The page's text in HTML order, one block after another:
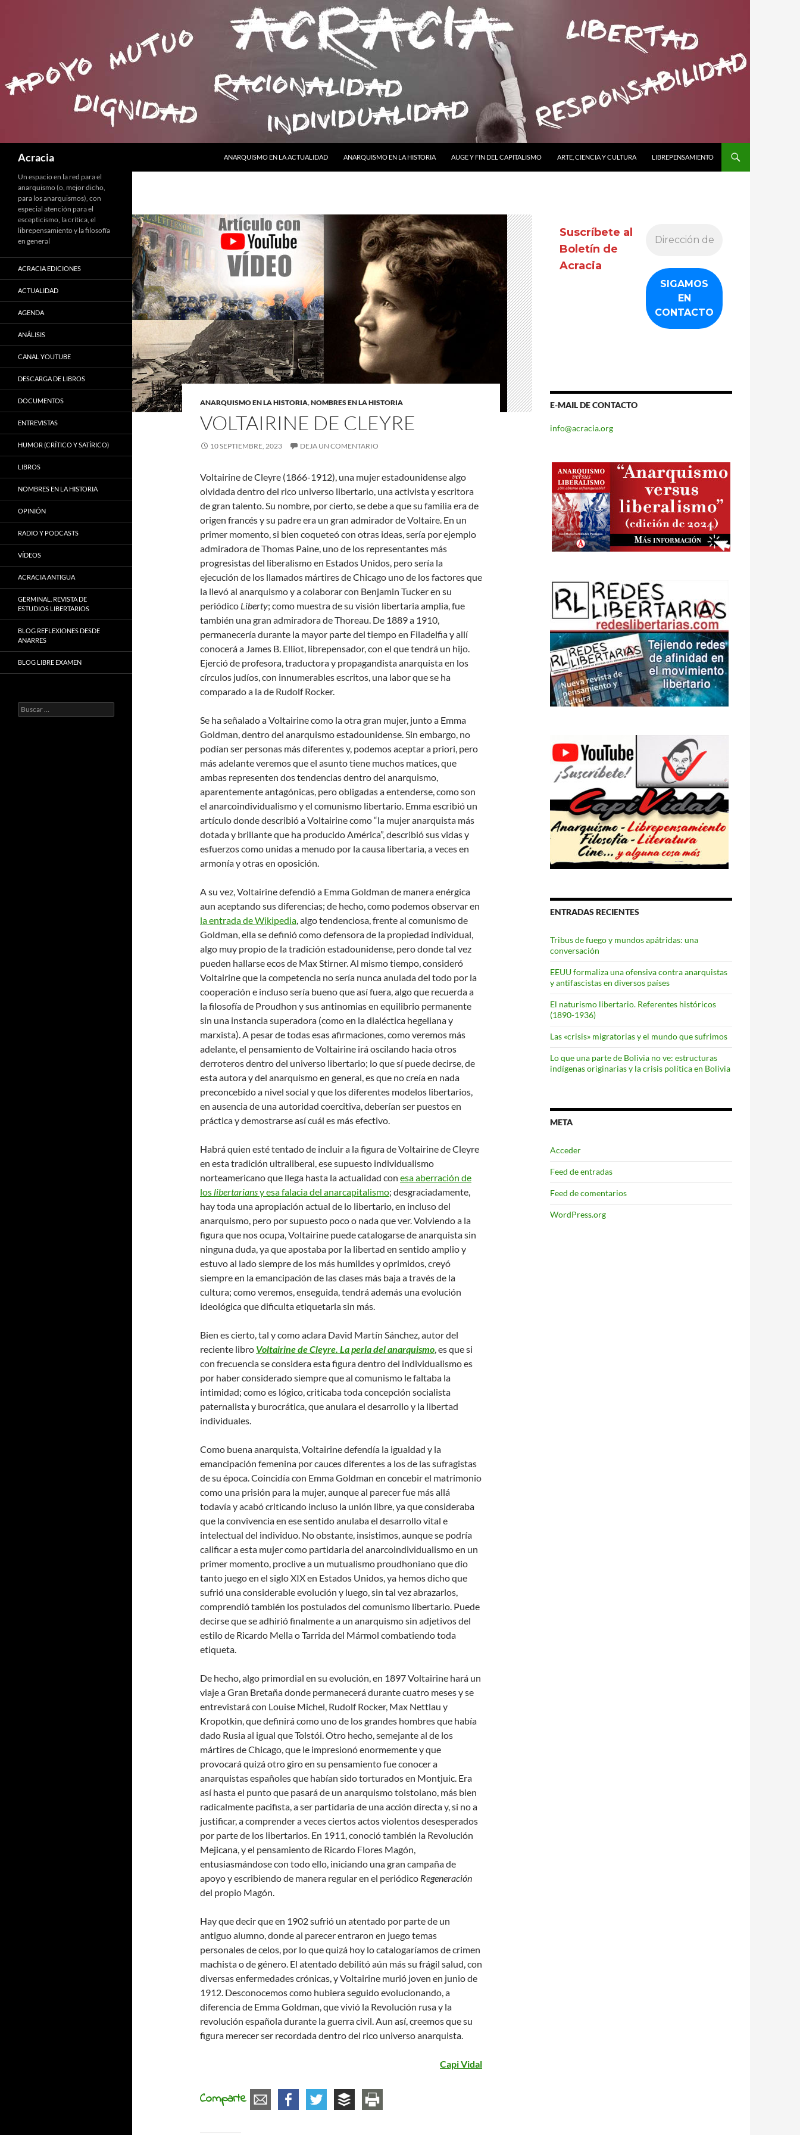
Acracia
ANARQUISMO EN LA ACTUALIDAD
ANARQUISMO EN LA HISTORIA AUGE Y FIN DEL CAPITALISMO ARTE, CIENCIA Y CULTURA LIBREPENSAMIENTO
ANARQUISMO EN LA HISTORIA,NOMBRES EN LA HISTORIA
VOLTAIRINE DE CLEYRE
10 SEPTIEMBRE, 2023 DEJA UN COMENTARIO
Voltairine de Cleyre (1866-1912), una mujer estadounidense algo
olvidada dentro del rico universo libertario, una activista y escritora
de gran talento. Su nombre, por cierto, se debe a que su familia era de
origen francés y su padre era un gran admirador de Voltaire. En un
primer momento, si bien coqueteó con otras ideas, sería por ejemplo
admiradora de Thomas Paine, uno de los representantes más
progresistas del liberalismo en Estados Unidos, pero sería la
ejecución de los llamados mártires de Chicago uno de los factores que
la llevó al anarquismo y a colaborar con Benjamin Tucker en su
periódico Liberty; como muestra de su visión libertaria amplia, fue
también una gran admiradora de Thoreau. De 1889 a 1910,
permanecería durante la mayor parte del tiempo en Filadelfia y allí
conocerá a James B. Elliot, librepensador, con el que tendrá un hijo.
Ejerció de profesora, traductora y propagandista anarquista en los
círculos judíos, con innumerables escritos, una labor que se ha
comparado a la de Rudolf Rocker.
Se ha señalado a Voltairine como la otra gran mujer, junto a Emma
Goldman, dentro del anarquismo estadounidense. Sin embargo, no
podían ser personas más diferentes y, podemos aceptar a priori, pero
más adelante veremos que el asunto tiene muchos matices, que
ambas representen dos tendencias dentro del anarquismo,
aparentemente antagónicas, pero obligadas a entenderse, como son
el anarcoindividualismo y el comunismo libertario. Emma escribió un
artículo donde describió a Voltairine como “la mujer anarquista más
dotada y brillante que ha producido América”, describió sus vidas y
esfuerzos como unidas a menudo por la causa libertaria, a veces en
armonía y otras en oposición.
A su vez, Voltairine defendió a Emma Goldman de manera enérgica
aun aceptando sus diferencias; de hecho, como podemos observar en
la entrada de Wikipedia, algo tendenciosa, frente al comunismo de
Goldman, ella se definió como defensora de la propiedad individual,
algo muy propio de la tradición estadounidense, pero donde tal vez
pueden hallarse ecos de Max Stirner. Al mismo tiempo, consideró
Voltairine que la competencia no sería nunca anulada del todo por la
cooperación e incluso sería bueno que así fuera, algo que recuerda a
la filosofía de Proudhon y sus antinomias en equilibrio permanente
sin una instancia superadora (como en la dialéctica hegeliana y
marxista). A pesar de todas esas afirmaciones, como veremos más
adelante, el pensamiento de Voltairine irá oscilando hacia otros
derroteros dentro del universo libertario; lo que sí puede decirse, de
esta autora y del anarquismo en general, es que no creía en nada
preconcebido a nivel social y que los diferentes modelos libertarios,
en ausencia de una autoridad coercitiva, deberían ser puestos en
práctica y demostrarse así cuál es más efectivo.
Habrá quien esté tentado de incluir a la figura de Voltairine de Cleyre
en esta tradición ultraliberal, ese supuesto individualismo
norteamericano que llega hasta la actualidad con esa aberración de
loslibertariansy esa falacia del anarcapitalismo; desgraciadamente,
hay toda una apropiación actual de lo libertario, en incluso del
anarquismo, pero por supuesto poco o nada que ver. Volviendo a la
figura que nos ocupa, Voltairine puede catalogarse de anarquista sin
ninguna duda, ya que apostaba por la libertad en sentido amplio y
estuvo al lado siempre de los más humildes y oprimidos, creyó
siempre en la emancipación de las clases más baja a través de la
cultura; como veremos, enseguida, tendrá además una evolución
ideológica que dificulta etiquetarla sin más.
Bien es cierto, tal y como aclara David Martín Sánchez, autor del
reciente libro Voltairine de Cleyre. La perla del anarquismo, es que si
con frecuencia se considera esta figura dentro del individualismo es
por haber considerado siempre que al comunismo le faltaba la
intimidad; como es lógico, criticaba toda concepción socialista
paternalista y burocrática, que anulara el desarrollo y la libertad
individuales.
Como buena anarquista, Voltairine defendía la igualdad y la
emancipación femenina por cauces diferentes a los de las sufragistas
de su época. Coincidía con Emma Goldman en concebir el matrimonio
como una prisión para la mujer, aunque al parecer fue más allá
todavía y acabó criticando incluso la unión libre, ya que consideraba
que la convivencia en ese sentido anulaba el desarrollo vital e
intelectual del individuo. No obstante, insistimos, aunque se podría
calificar a esta mujer como partidaria del anarcoindividualismo en un
primer momento, proclive a un mutualismo proudhoniano que dio
tanto juego en el siglo XIX en Estados Unidos, ya hemos dicho que
sufrió una considerable evolución y luego, sin tal vez abrazarlos,
comprendió también los postulados del comunismo libertario. Puede
decirse que se adhirió finalmente a un anarquismo sin adjetivos del
estilo de Ricardo Mella o Tarrida del Mármol combatiendo toda
etiqueta.
De hecho, algo primordial en su evolución, en 1897 Voltairine hará un
viaje a Gran Bretaña donde permanecerá durante cuatro meses y se
entrevistará con Louise Michel, Rudolf Rocker, Max Nettlau y
Kropotkin, que definirá como uno de los grandes hombres que había
dado Rusia al igual que Tolstói. Otro hecho, semejante al de los
mártires de Chicago, que le impresionó enormemente y que
provocará quizá otro giro en su pensamiento fue conocer a
anarquistas españoles que habían sido torturados en Montjuic. Era
así hasta el punto que pasará de un anarquismo tolstoiano, más bien
radicalmente pacifista, a ser partidaria de una acción directa y, si no a
justificar, a comprender a veces ciertos actos violentos desesperados
por parte de los libertarios. En 1911, conoció también la Revolución
Mejicana, y el pensamiento de Ricardo Flores Magón,
entusiasmándose con todo ello, iniciando una gran campaña de
apoyo y escribiendo de manera regular en el periódico Regeneración
del propio Magón.
Hay que decir que en 1902 sufrió un atentado por parte de un
antiguo alumno, donde al parecer entraron en juego temas
personales de celos, por lo que quizá hoy lo catalogaríamos de crimen
machista o de género. El atentado debilitó aún más su frágil salud, con
diversas enfermedades crónicas, y Voltairine murió joven en junio de
1912. Desconocemos como hubiera seguido evolucionando, a
diferencia de Emma Goldman, que vivió la Revolución rusa y la
revolución española durante la guerra civil. Aun así, creemos que su
figura merecer ser recordada dentro del rico universo anarquista.
Capi Vidal
Comparte
Suscríbete al
Boletín de
Acracia
E-MAIL DE CONTACTO
info@acracia.org
ENTRADAS RECIENTES
Tribus de fuego y mundos apátridas: una
conversación
EEUU formaliza una ofensiva contra anarquistas
y antifascistas en diversos países
El naturismo libertario. Referentes históricos
(1890-1936)
Las «crisis» migratorias y el mundo que sufrimos
Lo que una parte de Bolivia no ve: estructuras
indígenas originarias y la crisis política en Bolivia
META
Acceder
Feed de entradas
Feed de comentarios
WordPress.org
Un espacio en la red para el
anarquismo (o, mejor dicho,
para los anarquismos), con
especial atención para el
escepticismo, la crítica, el
librepensamiento y la filosofía
en general
ACRACIA EDICIONES
ACTUALIDAD
AGENDA
ANÁLISIS
CANAL YOUTUBE
DESCARGA DE LIBROS
DOCUMENTOS
ENTREVISTAS
HUMOR (CRÍTICO Y SATÍRICO)
LIBROS
NOMBRES EN LA HISTORIA
OPINIÓN
RADIO Y PODCASTS
VÍDEOS
ACRACIA ANTIGUA
GERMINAL. REVISTA DE
ESTUDIOS LIBERTARIOS
BLOG REFLEXIONES DESDE
ANARRES
BLOG LIBRE EXAMEN
Buscar: